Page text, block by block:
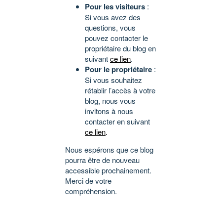
Pour les visiteurs :
Si vous avez des
questions, vous
pouvez contacter le
propriétaire du blog en
suivantce lien.
Pour le propriétaire :
Si vous souhaitez
rétablir l’accès à votre
blog, nous vous
invitons à nous
contacter en suivant
ce lien.
Nous espérons que ce blog
pourra être de nouveau
accessible prochainement.
Merci de votre
compréhension.